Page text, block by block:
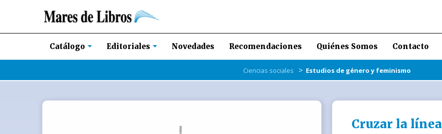
Catálogo Editoriales Novedades Recomendaciones Quiénes Somos Contacto
Ciencias sociales > Estudios de género y feminismo
Cruzar la línea